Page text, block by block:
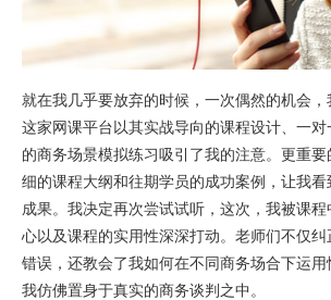
就在我几乎要放弃的时候，一次偶然的机会，
这家网课平台以其实战导向的课程设计、一
的商务场景模拟练习吸引了我的注意。更重
细的课程大纲和往期学员的成功案例，让我看
成果。我决定再次尝试试听，这次，我被课
心以及课程的实用性深深打动。老师们不仅
错误，还教会了我如何在不同商务场合下运
我仿佛置身于真实的商务谈判之中。